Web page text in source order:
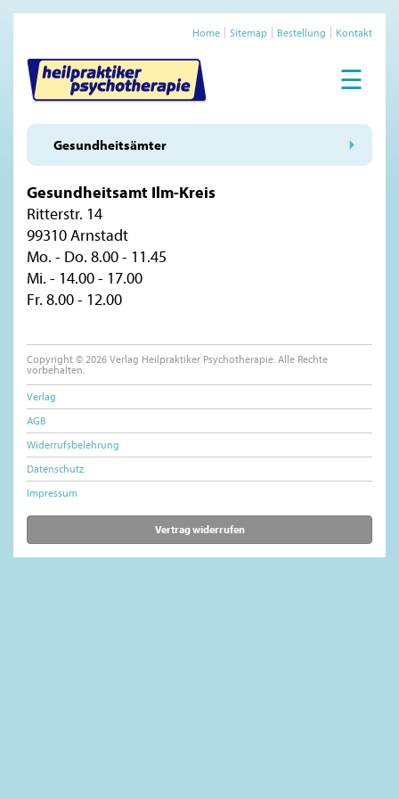
Home Sitemap Bestellung Kontakt
☰
Gesundheitsämter
Gesundheitsamt Ilm-Kreis
Ritterstr. 14
99310 Arnstadt
Mo. - Do. 8.00 - 11.45
Mi. - 14.00 - 17.00
Fr. 8.00 - 12.00
Copyright © 2026 Verlag Heilpraktiker Psychotherapie. Alle Rechte
vorbehalten.
Verlag
AGB
Widerrufsbelehrung
Datenschutz
Impressum
Vertrag widerrufen